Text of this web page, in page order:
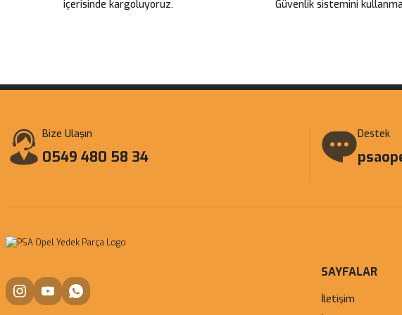
içerisinde kargoluyoruz.
Güvenlik sistemini
Bize Ulaşın
0549 480 58 34
Destek
SAYFALAR
İletişim